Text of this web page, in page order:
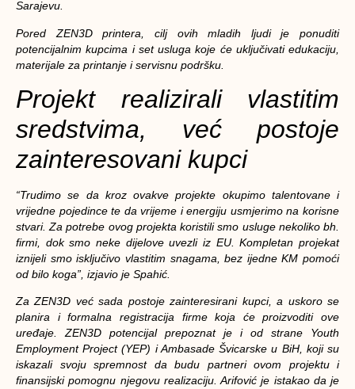
Sarajevu.
Pored ZEN3D printera, cilj ovih mladih ljudi je ponuditi
potencijalnim kupcima i set usluga koje će uključivati edukaciju,
materijale za printanje i servisnu podršku.
Projekt realizirali vlastitim
sredstvima, već postoje
zainteresovani kupci
“Trudimo se da kroz ovakve projekte okupimo talentovane i
vrijedne pojedince te da vrijeme i energiju usmjerimo na korisne
stvari. Za potrebe ovog projekta koristili smo usluge nekoliko bh.
firmi, dok smo neke dijelove uvezli iz EU. Kompletan projekat
iznijeli smo isključivo vlastitim snagama, bez ijedne KM pomoći
od bilo koga”, izjavio je Spahić.
Za ZEN3D već sada postoje zainteresirani kupci, a uskoro se
planira i formalna registracija firme koja će proizvoditi ove
uređaje. ZEN3D potencijal prepoznat je i od strane Youth
Employment Project (YEP) i Ambasade Švicarske u BiH, koji su
iskazali svoju spremnost da budu partneri ovom projektu i
finansijski pomognu njegovu realizaciju. Arifović je istakao da je